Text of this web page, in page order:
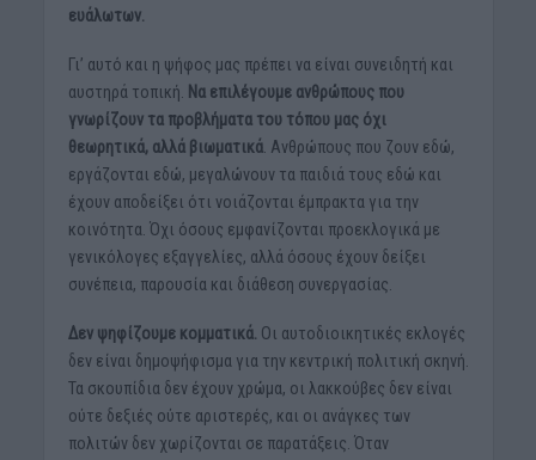
ευάλωτων.
Γι’ αυτό και η ψήφος μας πρέπει να είναι συνειδητή και
αυστηρά τοπική. Να επιλέγουμε ανθρώπους που
γνωρίζουν τα προβλήματα του τόπου μας όχι
θεωρητικά, αλλά βιωματικά. Ανθρώπους που ζουν εδώ,
εργάζονται εδώ, μεγαλώνουν τα παιδιά τους εδώ και
έχουν αποδείξει ότι νοιάζονται έμπρακτα για την
κοινότητα. Όχι όσους εμφανίζονται προεκλογικά με
γενικόλογες εξαγγελίες, αλλά όσους έχουν δείξει
συνέπεια, παρουσία και διάθεση συνεργασίας.
Δεν ψηφίζουμε κομματικά. Οι αυτοδιοικητικές εκλογές
δεν είναι δημοψήφισμα για την κεντρική πολιτική σκηνή.
Τα σκουπίδια δεν έχουν χρώμα, οι λακκούβες δεν είναι
ούτε δεξιές ούτε αριστερές, και οι ανάγκες των
πολιτών δεν χωρίζονται σε παρατάξεις. Όταν